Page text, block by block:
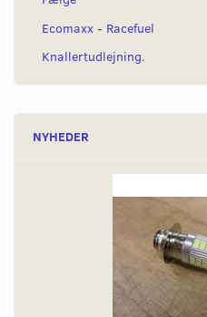
Ecomaxx - Racefuel
Knallertudlejning.
NYHEDER